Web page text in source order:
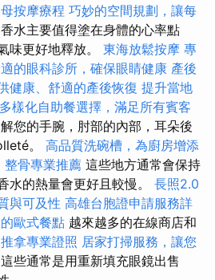
按摩療程 巧妙的空間規劃，讓每
香水主要值得塗在身體的心率點
味更好地釋放。 東海放鬆按摩 專
的眼科診所，確保眼睛健康 產後
健康、舒適的產後恢復 提升當地
多樣化自助餐選擇，滿足所有賓客
您的手腕，肘部的內部，耳朵後
。 高品質洗碗槽，為廚房增添
整骨專業推薦 這些地方通常會保持
水的熱量會更好且較慢。 長照2.0
與可及性 高雄台胞證申請服務詳
歐式餐點 越來越多的在線商店和
推拿專業證照 居家打掃服務，讓您
這些通常是用重新填充眼鏡出售